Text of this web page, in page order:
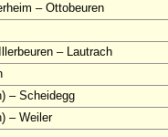
– Ottobeuren
– Lautrach
– Scheidegg
– Weiler